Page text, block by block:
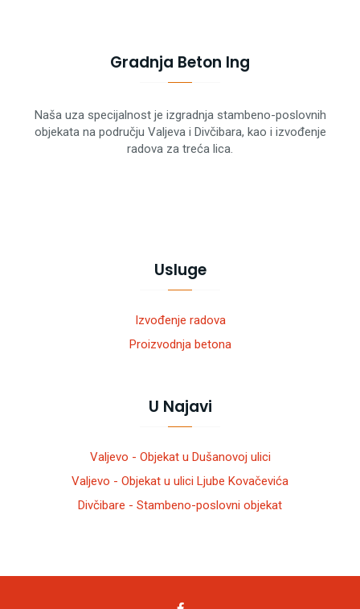
Gradnja Beton Ing
Naša uza specijalnost je izgradnja stambeno-poslovnih
objekata na području Valjeva i Divčibara, kao i izvođenje
radova za treća lica.
Usluge
Izvođenje radova
Proizvodnja betona
U Najavi
Valjevo - Objekat u Dušanovoj ulici
Valjevo - Objekat u ulici Ljube Kovačevića
Divčibare - Stambeno-poslovni objekat